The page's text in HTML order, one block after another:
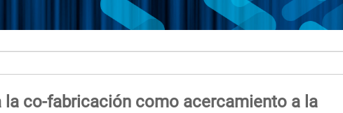
co-fabricación como acercamiento a la